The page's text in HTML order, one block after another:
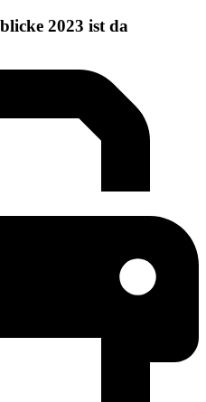
2023 ist da